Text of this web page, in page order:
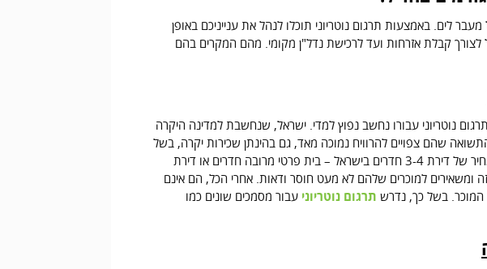
לים. באמצעות תרגום נוטריוני תוכלו לנהל את ענייניכם באופן
קבלת אזרחות ועד לרכישת נדל"ן מקומי. מהם המקרים בהם
נוטריוני עבורו נחשב נפוץ למדי. ישראל, שנחשבת למדינה היקרה
שהם צפויים להרוויח נמוכה מאד, גם בהינתן שכירות יקרה, בשל
מחירי הקנייה הגבוהים למדי. בחו"ל, לעומת זאת, ניתן לרכוש במחיר של דירת 3-4 חדרים בישראל – בית פרטי מרובה חדרים או דירת
ומשאירים למוכרים שלהם לא מעט חוסר ודאות. אחרי הכל, הם אינם
המוכר. בשל כך, נדרש תרגום נוטריוני עבור מסמכים שונים כמו